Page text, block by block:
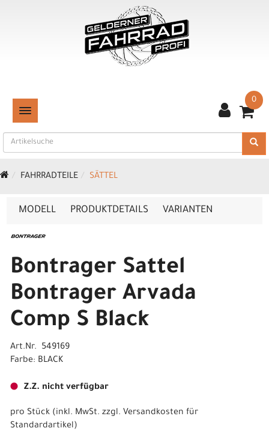
TOGGLE NAVIGATION
0
FAHRRADTEILE SÄTTEL
MODELL PRODUKTDETAILS VARIANTEN
Bontrager Sattel
Bontrager Arvada
Comp S Black
Art.Nr. 549169
Farbe: BLACK
Z.Z. nicht verfügbar
pro Stück (inkl. MwSt. zzgl. Versandkosten für
Standardartikel)